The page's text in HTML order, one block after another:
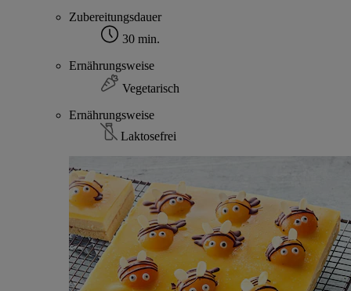
Zubereitungsdauer
30 min.
Ernährungsweise
Vegetarisch
Ernährungsweise
Laktosefrei